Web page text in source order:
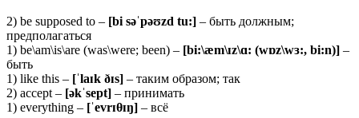
2) be supposed to – [bi səˈpəʊzd tu:] – быть должным;
предполагаться
1) be\am\is\are (was\were; been) – [bi:\æm\ɪz\ɑ: (wɒz\wɜ:, bi:n)] –
быть
1) like this – [ˈlaɪk ðɪs] – таким образом; так
2) accept – [əkˈsept] – принимать
1) everything – [ˈevrɪθɪŋ] – всё